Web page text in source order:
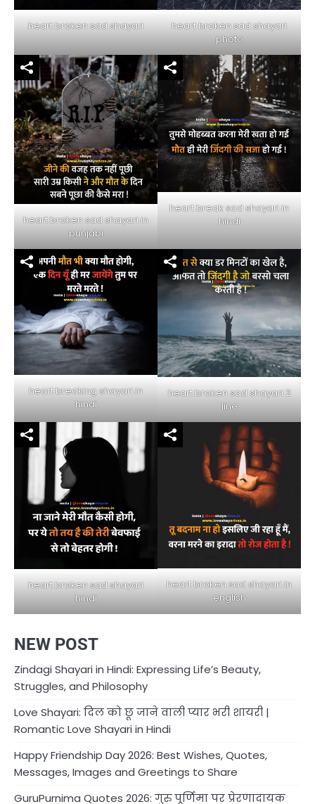
heart broken sad shayari
heart broken sad shayari
photo
heart broken sad shayari in
punjabi
heart break sad shayari in
hindi
heart breaking shayari in
hindi
heart broken sad shayari 2
line
heart broken sad shayari
hindi
heart broken sad shayari in
english
NEW POST
Zindagi Shayari in Hindi: Expressing Life’s Beauty,
Struggles, and Philosophy
Love Shayari: दिल को छू जाने वाली प्यार भरी शायरी |
Romantic Love Shayari in Hindi
Happy Friendship Day 2026: Best Wishes, Quotes,
Messages, Images and Greetings to Share
GuruPurnima Quotes 2026: गुरु पूर्णिमा पर प्रेरणादायक